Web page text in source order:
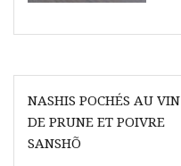
Navigation
de
l’article
NASHIS POCHÉS AU VIN
DE PRUNE ET POIVRE
SANSHÕ